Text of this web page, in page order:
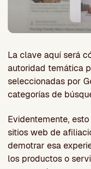
La clave aquí será
autoridad temática
seleccionadas por
categorías de
Evidentemente,
sitios web de
demotrar esa
los productos o